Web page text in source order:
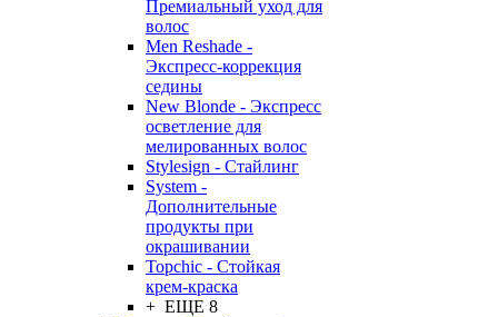
Премиальный уход для
волос
Men Reshade -
Экспресс-коррекция
седины
New Blonde - Экспресс
осветление для
мелированных волос
Stylesign - Стайлинг
System -
Дополнительные
продукты при
окрашивании
Topchic - Стойкая
крем-краска
+ ЕЩЕ 8